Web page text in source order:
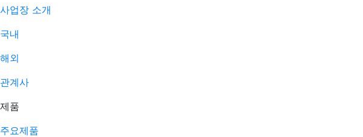
사업장 소개
국내
해외
관계사
제품
주요제품​